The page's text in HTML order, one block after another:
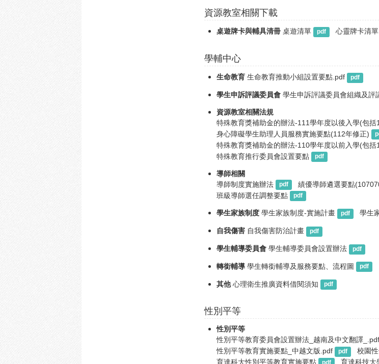
資源教室相關下載
桌遊牌卡與輔具清冊 桌遊清單 pdf 心靈牌卡清單
學輔中心
生命教育 生命教育推動小組設置要點.pdf pdf
學生申訴評議委員會 學生申訴評議委員會組織及評
資源教室相關法規
特殊教育獎補助金的辦法-111學年度以後入學(包括
身心障礙學生助理人員服務實施要點(112年修正)
特殊教育獎補助金的辦法-110學年度以前入學(包括
特殊教育推行委員會設置要點 pdf
導師相關
導師制度實施辦法
pdf 績優導師遴選要點
班級導師選任調整要點 pdf
學生家族制度 學生家族制度-實施計畫 pdf 學生
自我傷害 自我傷害防治計畫 pdf
學生輔導委員會 學生輔導委員會設置辦法 pdf
轉銜輔導 學生轉銜輔導及服務要點、流程圖 pdf
其他 心理衛生推廣資料借閱須知 pdf
性別平等
性別平等
性別平等教育委員會設置辦法_越南及中文翻譯_.pdf
性別平等教育實施要點_中越文版.pdf pdf 校園
育達科大性別平等教育實施要點 育達科技大